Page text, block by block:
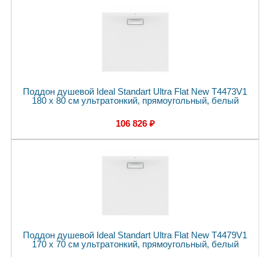
Поддон душевой Ideal Standart Ultra Flat New T4473V1
180 x 80 см ультратонкий, прямоугольный, белый
106 826 ₽
Поддон душевой Ideal Standart Ultra Flat New T4479V1
170 x 70 см ультратонкий, прямоугольный, белый